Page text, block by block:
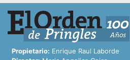
Propietario: Enrique Raul Laborde